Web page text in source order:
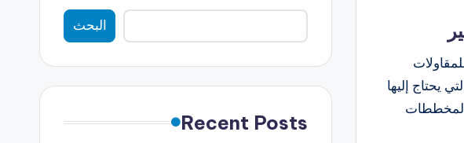
يحتاج إليها
البحث
Recent Posts